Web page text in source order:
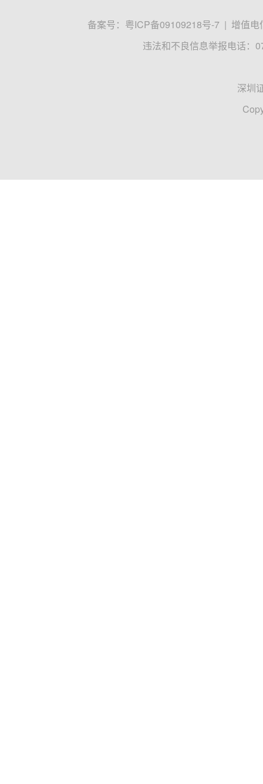
备案号： 粤ICP备09109218号-7 | 增值电
违法和不良信息举报电话：
深圳